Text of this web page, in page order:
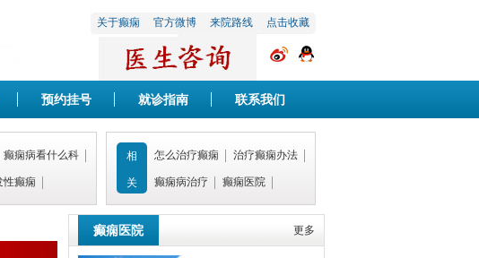
关于癫痫 官方微博 来院路线 点击收藏
预约挂号 就诊指南 联系我们
癫痫病看什么科
性癫痫
相
关
怎么治疗癫痫 治疗癫痫办法
癫痫病治疗 癫痫医院
癫痫医院 更多